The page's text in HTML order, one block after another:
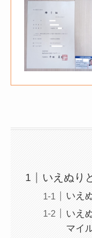
いえぬり
いえ
いえ
マイ